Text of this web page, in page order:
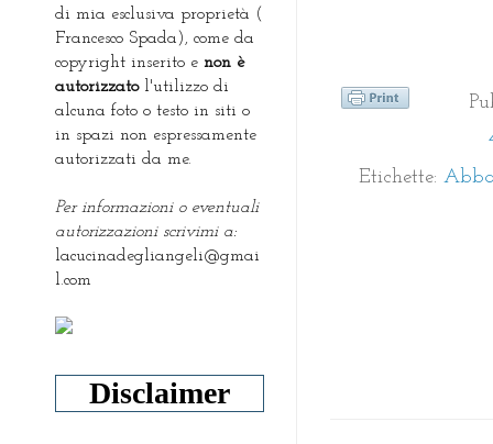
Etichette:
di mia esclusiva proprietà (
Francesco Spada), come da
copyright inserito e non è
autorizzatol'utilizzo di
alcuna foto o testo in siti o
in spazi non espressamente
autorizzati da me.
Per informazioni o eventuali
autorizzazioni scrivimi a:
lacucinadegliangeli@gmai
l.com
Disclaimer